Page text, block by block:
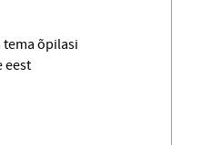
tema õpilasi
eest